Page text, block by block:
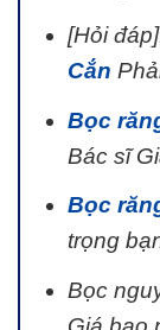
[Hỏi
Cắn
Bọc
Bác sĩ
Bọc
trọng
Bọc